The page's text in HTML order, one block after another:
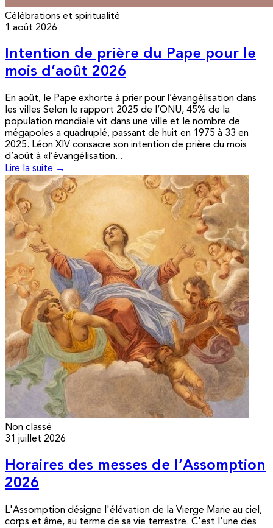
Célébrations et spiritualité
1 août 2026
Intention de prière du Pape pour le
mois d’août 2026
En août, le Pape exhorte à prier pour l’évangélisation dans
les villes Selon le rapport 2025 de l’ONU, 45% de la
population mondiale vit dans une ville et le nombre de
mégapoles a quadruplé, passant de huit en 1975 à 33 en
2025. Léon XIV consacre son intention de prière du mois
d’août à «l’évangélisation...
Lire la suite →
Non classé
31 juillet 2026
Horaires des messes de l’Assomption
2026
L'Assomption désigne l'élévation de la Vierge Marie au ciel,
corps et âme, au terme de sa vie terrestre. C'est l'une des